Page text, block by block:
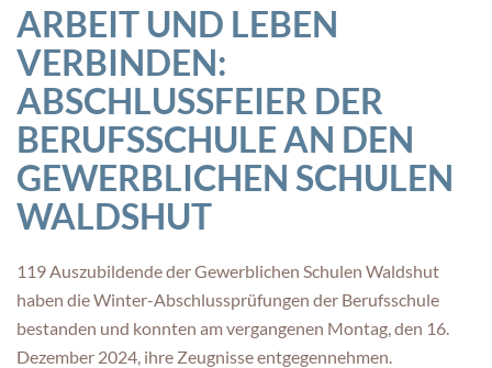
ARBEIT UND LEBEN
VERBINDEN:
ABSCHLUSSFEIER DER
BERUFSSCHULE AN DEN
GEWERBLICHEN SCHULEN
WALDSHUT
119 Auszubildende der Gewerblichen Schulen Waldshut
haben die Winter-Abschlussprüfungen der Berufsschule
bestanden und konnten am vergangenen Montag, den 16.
Dezember 2024, ihre Zeugnisse entgegennehmen.